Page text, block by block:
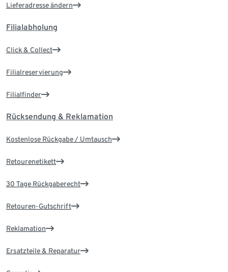
Lieferadresse ändern
Filialabholung
Click & Collect
Filialreservierung
Filialfinder
Rücksendung & Reklamation
Kostenlose Rückgabe / Umtausch
Retourenetikett
30 Tage Rückgaberecht
Retouren-Gutschrift
Reklamation
Ersatzteile & Reparatur